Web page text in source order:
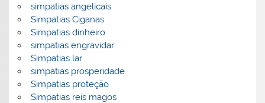
simpatias angelicais
Simpatias Ciganas
Simpatias dinheiro
simpatias engravidar
Simpatias lar
simpatias prosperidade
Simpatias proteção
Simpatias reis magos